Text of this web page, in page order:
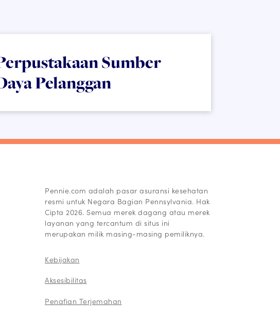
Sumber
Pelanggan
Pennie.com adalah pasar asuransi kesehatan
resmi untuk Negara Bagian Pennsylvania. Hak
Cipta 2026. Semua merek dagang atau merek
layanan yang tercantum di situs ini
merupakan milik masing-masing pemiliknya.
Kebijakan
Aksesibilitas
Penafian Terjemahan